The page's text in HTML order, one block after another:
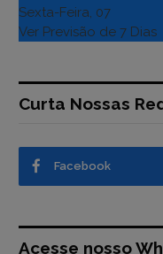
Sexta-Feira, 07
Ver Previsão de 7 Dias
Curta Nossas
Facebook
Acesse nosso